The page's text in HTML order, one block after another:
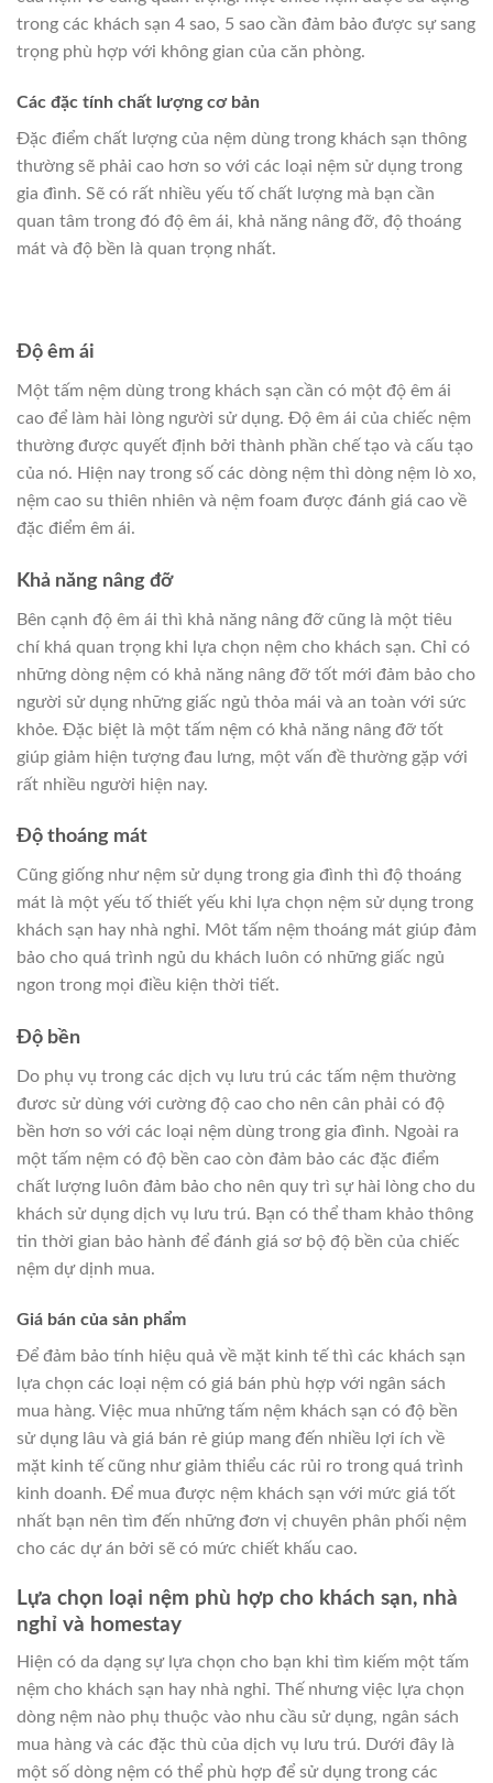
trong các khách sạn 4 sao, 5 sao cần đảm bảo được sự sang
trọng phù hợp với không gian của căn phòng.
Các đặc tính chất lượng cơ bản
Đặc điểm chất lượng của nệm dùng trong khách sạn thông
thường sẽ phải cao hơn so với các loại nệm sử dụng trong
gia đình. Sẽ có rất nhiều yếu tố chất lượng mà bạn cần
quan tâm trong đó độ êm ái, khả năng nâng đỡ, độ thoáng
mát và độ bền là quan trọng nhất.
Độ êm ái
Một tấm nệm dùng trong khách sạn cần có một độ êm ái
cao để làm hài lòng người sử dụng. Độ êm ái của chiếc nệm
thường được quyết định bởi thành phần chế tạo và cấu tạo
của nó. Hiện nay trong số các dòng nệm thì dòng nệm lò xo,
nệm cao su thiên nhiên và nệm foam được đánh giá cao về
đặc điểm êm ái.
Khả năng nâng đỡ
Bên cạnh độ êm ái thì khả năng nâng đỡ cũng là một tiêu
chí khá quan trọng khi lựa chọn nệm cho khách sạn. Chỉ có
những dòng nệm có khả năng nâng đỡ tốt mới đảm bảo cho
người sử dụng những giấc ngủ thỏa mái và an toàn với sức
khỏe. Đặc biệt là một tấm nệm có khả năng nâng đỡ tốt
giúp giảm hiện tượng đau lưng, một vấn đề thường gặp với
rất nhiều người hiện nay.
Độ thoáng mát
Cũng giống như nệm sử dụng trong gia đình thì độ thoáng
mát là một yếu tố thiết yếu khi lựa chọn nệm sử dụng trong
khách sạn hay nhà nghỉ. Môt tấm nệm thoáng mát giúp đảm
bảo cho quá trình ngủ du khách luôn có những giấc ngủ
ngon trong mọi điều kiện thời tiết.
Độ bền
Do phụ vụ trong các dịch vụ lưu trú các tấm nệm thường
đươc sử dùng với cường độ cao cho nên cân phải có độ
bền hơn so với các loại nệm dùng trong gia đình. Ngoài ra
một tấm nệm có độ bền cao còn đảm bảo các đặc điểm
chất lượng luôn đảm bảo cho nên quy trì sự hài lòng cho du
khách sử dụng dịch vụ lưu trú. Bạn có thể tham khảo thông
tin thời gian bảo hành để đánh giá sơ bộ độ bền của chiếc
nệm dự dịnh mua.
Giá bán của sản phẩm
Để đảm bảo tính hiệu quả về mặt kinh tế thì các khách sạn
lựa chọn các loại nệm có giá bán phù hợp với ngân sách
mua hàng. Việc mua những tấm nệm khách sạn có độ bền
sử dụng lâu và giá bán rẻ giúp mang đến nhiều lợi ích về
mặt kinh tế cũng như giảm thiểu các rủi ro trong quá trình
kinh doanh. Để mua được nệm khách sạn với mức giá tốt
nhất bạn nên tìm đến những đơn vị chuyên phân phối nệm
cho các dự án bởi sẽ có mức chiết khấu cao.
Lựa chọn loại nệm phù hợp cho khách sạn, nhà
nghỉ và homestay
Hiện có da dạng sự lựa chọn cho bạn khi tìm kiếm một tấm
nệm cho khách sạn hay nhà nghỉ. Thế nhưng việc lựa chọn
dòng nệm nào phụ thuộc vào nhu cầu sử dụng, ngân sách
mua hàng và các đặc thù của dịch vụ lưu trú. Dưới đây là
một số dòng nệm có thể phù hợp để sử dụng trong các